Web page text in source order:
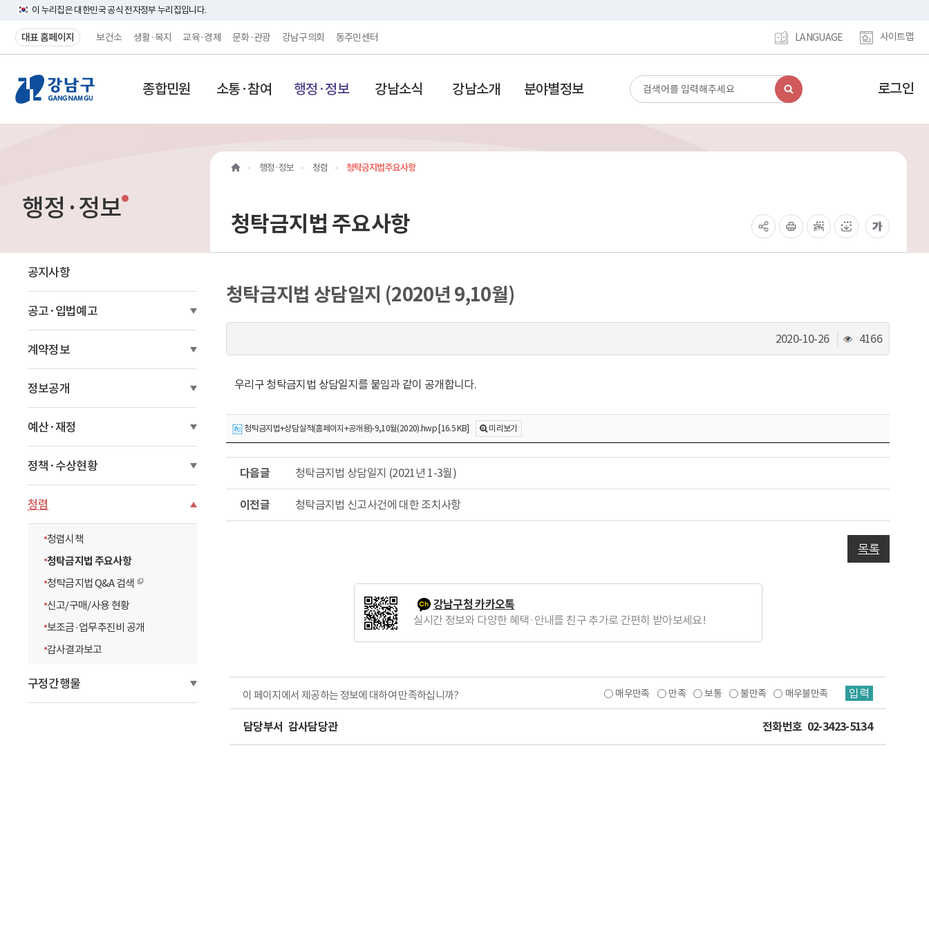
이 누리집은 대한민국 공식 전자정부 누리집입니다.
대표 홈페이지 보건소 생활·복지 교육·경제 문화·관광 강남구의회 동주민센터 LANGUAGE 사이트맵
강
남
페
이
지
메
인
이
동
종합민원 소통·참여 행정·정보 강남소식 강남소개 분야별정보
검
색
동
로그인
행정·정보
공지사항
공고·입법예고
계약정보
정보공개
예산·재정
정책·수상현황
청렴
청렴시책
청탁금지법 주요사항
청탁금지법 Q&A 검색
신고/구매/사용 현황
보조금·업무추진비 공개
감사결과보고
구정간행물
행정·정보 청렴 청탁금지법 주요사항
청탁금지법 주요사항
청탁금지법 상담일지 (2020년 9,10월)
2020-10-26
조
회
4166
우리구 청탁금지법 상담일지를 붙임과 같이 공개합니다.
청탁금지법+상담실적(홈페이지+공개용)-9,10월(2020).hwp [16.5 KB] 미리보기
글
청탁금지법 상담일지 (2021년 1-3월)
글
청탁금지법 신고사건에 대한 조치사항
목록
강남구청 카카오톡
실시간 정보와 다양한 혜택·안내를 친구 추가로 간편히 받아보세요!
이 페이지에서 제공하는 정보에 대하여 만족하십니까? 매우만족 만족 보통 불만족 매우불만족 입력
담당부서 감사담당관 전화번호 02-3423-5134